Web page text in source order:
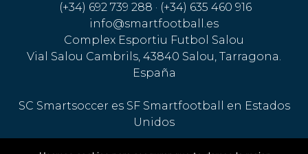
(+34) 692 739 288 · (+34) 635 460 916
info@smartfootball.es
Complex Esportiu Futbol Salou
Vial Salou Cambrils, 43840 Salou, Tarragona.
España
SC Smartsoccer es SF Smartfootball en Estados
Unidos